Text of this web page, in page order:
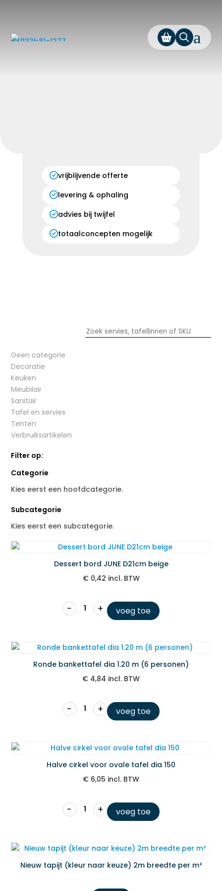
a
vrijblijvende offerte
levering & ophaling
advies bij twijfel
totaalconcepten mogelijk
Geen categorie
Decoratie
Keuken
Meubilair
Sanitair
Tafel en servies
Tenten
Verbruiksartikelen
Filter op:
Categorie
Kies eerst een hoofdcategorie.
Subcategorie
Kies eerst een subcategorie.
Dessert bord JUNE D21cm beige
€0,42 incl. BTW
− + voeg toe
Ronde bankettafel dia 1.20 m (6 personen)
€ 4,84 incl. BTW
− + voeg toe
Halve cirkel voor ovale tafel dia 150
€ 6,05 incl. BTW
− + voeg toe
Nieuw tapijt (kleur naar keuze) 2m breedte per m²